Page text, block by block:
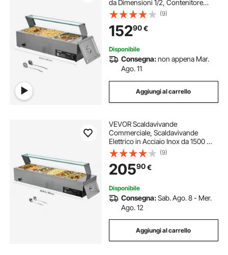
da Dimensioni 1/2, Contenitore
Scaldavivande Elettrico in Acciaio
Inox da 1,5 kW con Coperchio in
Vetro e Mestolo per Zuppa, per
Catering, Feste
(9)
15290€
Disponibile
Consegna:non appena Mar.
Ago. 11
Aggiungi al carrello
VEVOR Scaldavivande
Commerciale, Scaldavivande
Elettrico in Acciaio Inox da 1500 W
con Coperchio in Vetro,
Bagnomaria da Banco a 6 Teglie da
1/3, con Zuppa e Mestoli Forati, per
Ristoranti
(9)
20590€
Disponibile
Consegna:Sab. Ago. 8 - Mer.
Ago. 12
Aggiungi al carrello